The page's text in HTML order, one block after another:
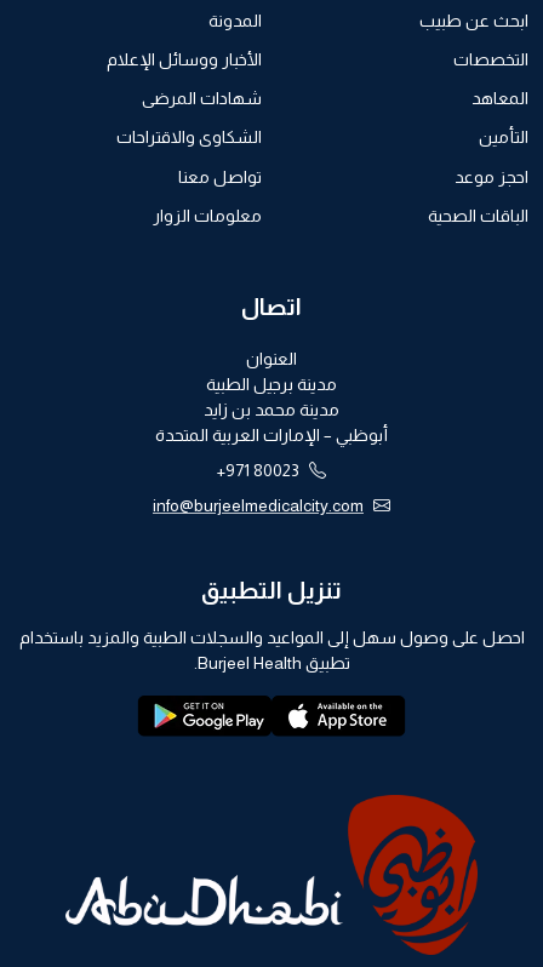
ابحث عن طبيب
التخصصات
المعاهد
التأمين
احجز موعد
الباقات الصحية
المدونة
الأخبار ووسائل الإعلام
شهادات المرضى
الشكاوى والاقتراحات
تواصل معنا
معلومات الزوار
اتصال
العنوان
مدينة برجيل الطبية
مدينة محمد بن زايد
أبوظبي – الإمارات العربية المتحدة
+971 80023
info@burjeelmedicalcity.com
تنزيل التطبيق
احصل على وصول سهل إلى المواعيد والسجلات الطبية والمزيد باستخدام
تطبيق Burjeel Health.
appstore:
playstore: